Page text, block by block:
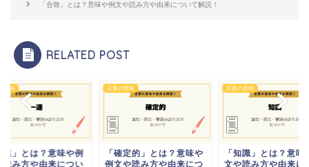
「合致」とは？意味や例文や読み方や由来について解説！
RELATED POST
意味
連」とは？意味や例
読み方や由来につい
言葉の意味
「確定的」とは？意味や
例文や読み方や由来につ
言葉の意味
「知識」とは？意味
文や読み方や由来に